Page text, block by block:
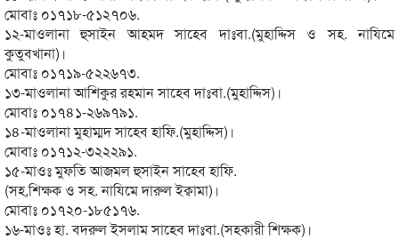
মোবাঃ ০১৭১৮-৫১২৭০৬.
১২-মাওলানা হুসাইন আহমদ সাহেব দাঃবা.(মুহাদ্দিস ও সহ. নাযিমে
কুতুবখানা)।
মোবাঃ ০১৭১৯-৫২২৬৭৩.
১৩-মাওলানা আশিকুর রহমান সাহেব দাঃবা.(মুহাদ্দিস)।
মোবাঃ ০১৭৪১-২৬৯৭৯১.
১৪-মাওলানা মুহাম্মদ সাহেব হাফি.(মুহাদ্দিস)।
মোবাঃ ০১৭১২-৩২২২৯১.
১৫-মাওঃ মুফতি আজমল হুসাইন সাহেব হাফি.
(সহ,শিক্ষক ও সহ. নাযিমে দারুল ইক্বামা)।
মোবাঃ ০১৭২০-১৮৫১৭৬.
১৬-মাওঃ হা. বদরুল ইসলাম সাহেব দাঃবা.(সহকারী শিক্ষক)।